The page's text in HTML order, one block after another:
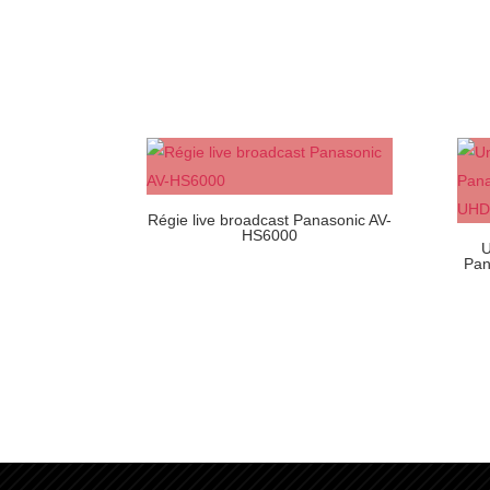
Régie live broadcast Panasonic AV-
HS6000